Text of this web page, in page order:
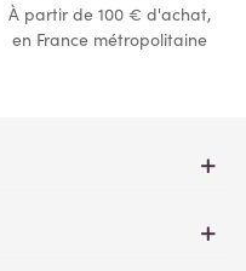
À partir de 100 € d'achat,
en France métropolitaine